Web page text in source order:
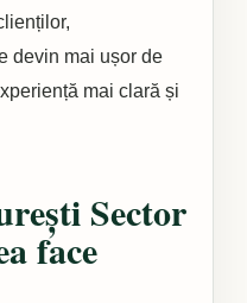
devin mai ușor de
mai clară și
Sector
face